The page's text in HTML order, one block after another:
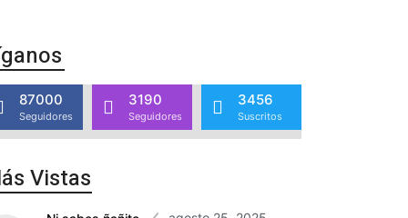
87000
Seguidores
3190
Seguidores
3456
Suscritos
Vistas